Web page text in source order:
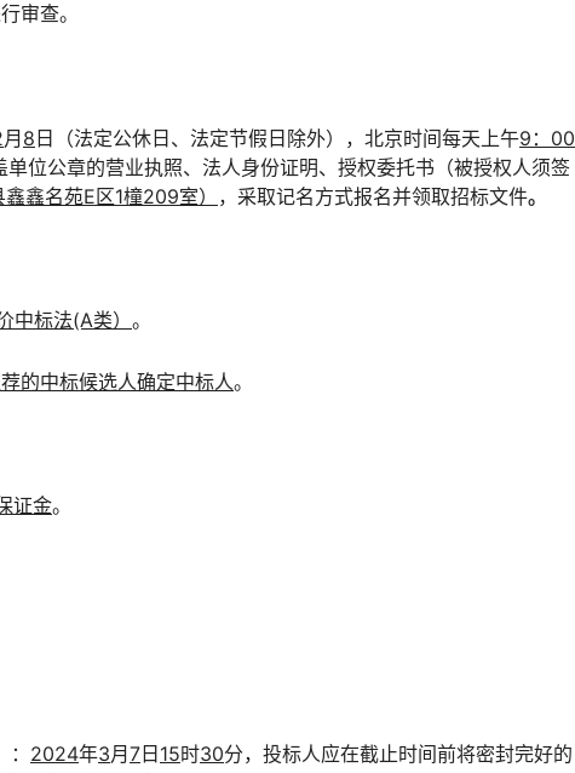
审查。
月8日（法定公休日、法定节假日除外），北京时间每天上午9：00
单位公章的营业执照、法人身份证明、授权委托书（被授权人须签
鑫名苑E区1橦209室） ，采取记名方式报名并领取招标文件。
中标法(A类） 。
的中标候选人确定中标人。
证金。
2024年3月 7 日 15时30分，投标人应在截止时间前将密封完好的